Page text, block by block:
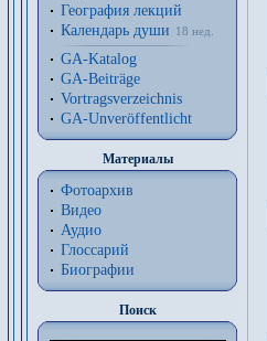
География лекций
Календарь души
18 нед.
GA-Katalog
GA-Beiträge
Vortragsverzeichnis
GA-Unveröffentlicht
Материалы
Фотоархив
Видео
Аудио
Глоссарий
Биографии
Поиск